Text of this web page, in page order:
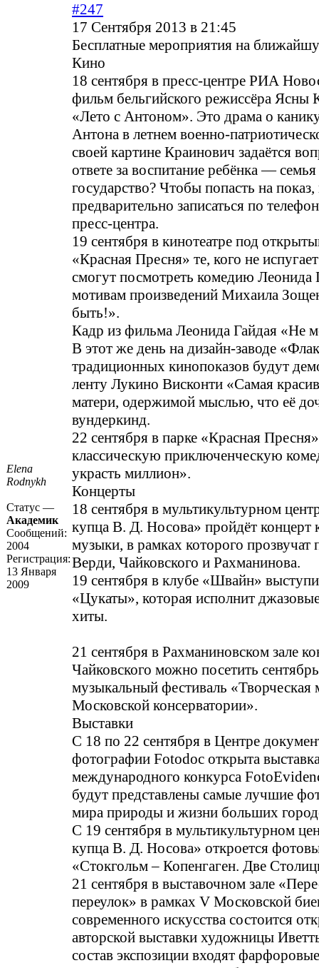
Elena
Rodnykh
Статус —
Академик
Сообщений:
2004
Регистрация:
13 Января
2009
#247
17 Сентября 2013 в 21:45
Бесплатные мероприятия на
Кино
18 сентября в пресс-центре РИА
фильм бельгийского режиссёра Ясны
«Лето с Антоном». Это драма о
Антона в летнем военно-
своей картине Краинович задаётся
ответе за воспитание ребёнка —
государство? Чтобы попасть на
предварительно записаться по
пресс-центра.
19 сентября в кинотеатре под
«Красная Пресня» те, кого не
смогут посмотреть комедию Леонида
мотивам произведений Михаила
быть!».
Кадр из фильма Леонида Гайдая «Не
В этот же день на дизайн-заводе
традиционных кинопоказов будут
ленту Лукино Висконти «Самая
матери, одержимой мыслью, что её
вундеркинд.
22 сентября в парке «Красная
классическую приключенческую
украсть миллион».
Концерты
18 сентября в мультикультурном
купца В. Д. Носова» пройдёт концерт
музыки, в рамках которого прозвучат
Верди, Чайковского и Рахманинова.
19 сентября в клубе «Швайн»
«Цукаты», которая исполнит
хиты.
21 сентября в Рахманиновском зале
Чайковского можно посетить
музыкальный фестиваль «Творческая
Московской консерватории».
Выставки
С 18 по 22 сентября в Центре
фотографии Fotodoc открыта
международного конкурса
будут представлены самые лучшие
мира природы и жизни больших
С 19 сентября в мультикультурном
купца В. Д. Носова» откроется
«Стокгольм – Копенгаген. Две
21 сентября в выставочном зале
переулок» в рамках V Московской
современного искусства состоится
авторской выставки художницы
состав экспозиции входят